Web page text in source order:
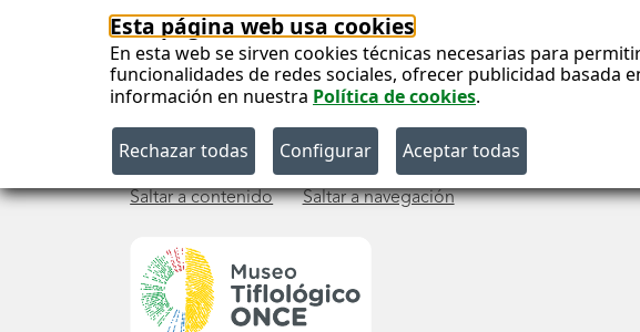
Esta página web usa cookies
En esta web se sirven cookies técnicas necesarias para
funcionalidades de redes sociales, ofrecer publicidad basada
información en nuestra Política de cookies.
Saltar a contenido Saltar a navegación